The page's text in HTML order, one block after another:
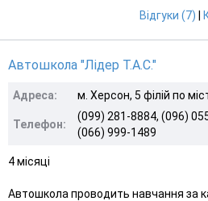
Відгуки (7)
Автошкола "Лідер Т.А.С."
Адреса: м. Херсон, 5 філій по
Телефон:
(099) 281-8884, (096)
(066) 999-1489
4 місяці
Автошкола проводить навчання за